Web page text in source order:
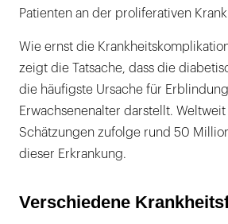
Patienten an der proliferativen
Wie ernst die
zeigt die Tatsache, dass die
die häufigste Ursache für
Erwachsenenalter darstellt.
Schätzungen zufolge rund 50
dieser Erkrankung.
Verschiedene